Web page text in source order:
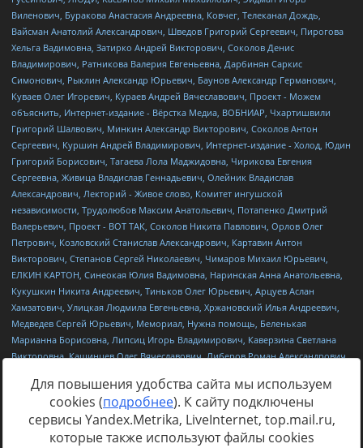
Источник:https://minjust.gov.ru/uploaded/files/reestr-
inostrannyih-agentov-22-03-2024.pdfданные на22.03.2024
Для повышения удобства сайта мы используем
cookies (подробнее). К сайту подключены
сервисы Yandex.Metrika, LiveInternet, top.mail.ru,
которые также используют файлы cookies